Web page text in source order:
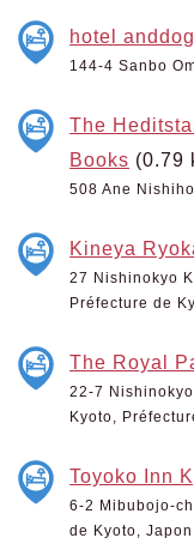
hotel
144-4 Sanbo
The
Books (0.79
508 Ane
Kineya
27 Nishinokyo
Préfecture de
The Royal
22-7
Kyoto,
Toyoko Inn
6-2 Mibubojo-
de Kyoto, Japon